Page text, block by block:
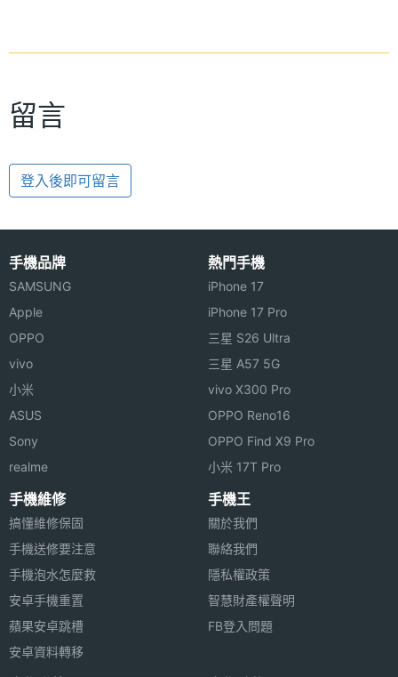
留言
登入後即可留言
手機品牌
SAMSUNG
Apple
OPPO
vivo
小米
ASUS
Sony
realme
熱門手機
iPhone 17
iPhone 17 Pro
三星 S26 Ultra
三星 A57 5G
vivo X300 Pro
OPPO Reno16
OPPO Find X9 Pro
小米 17T Pro
手機維修
搞懂維修保固
手機送修要注意
手機泡水怎麼救
安卓手機重置
蘋果安卓跳槽
安卓資料轉移
手機王
關於我們
聯絡我們
隱私權政策
智慧財產權聲明
FB登入問題